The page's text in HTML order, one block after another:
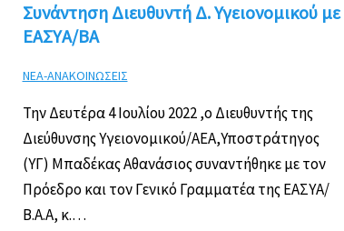
Συνάντηση Διευθυντή Δ. Υγειονομικού με
ΕΑΣΥΑ/ΒΑ
ΝΕΑ-ΑΝΑΚΟΙΝΩΣΕΙΣ
Την Δευτέρα 4 Ιουλίου 2022 ,ο Διευθυντής της
Διεύθυνσης Υγειονομικού/ΑΕΑ,Υποστράτηγος
(ΥΓ) Μπαδέκας Αθανάσιος συναντήθηκε με τον
Πρόεδρο και τον Γενικό Γραμματέα της ΕΑΣΥΑ/
Β.Α.Α, κ.…